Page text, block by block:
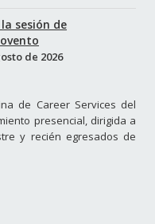
sesión de
de 2026
de Career Services del
presencial, dirigida a
y recién egresados de